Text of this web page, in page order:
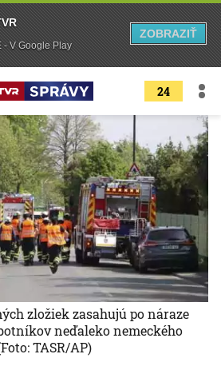
24
zložiek zasahujú po náraze
neďaleko nemeckého
TASR/AP)
- V Google Play
ZOBRAZIŤ